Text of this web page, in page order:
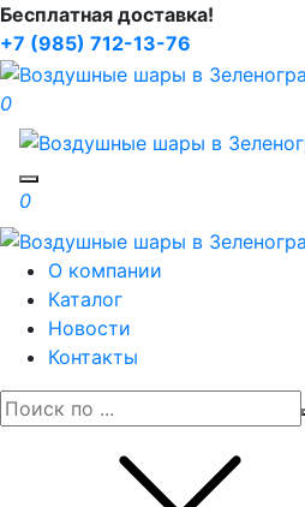
Бесплатная доставка!
+7 (985) 712-13-76
0
Toggle navigation
0
О компании
Каталог
Новости
Контакты